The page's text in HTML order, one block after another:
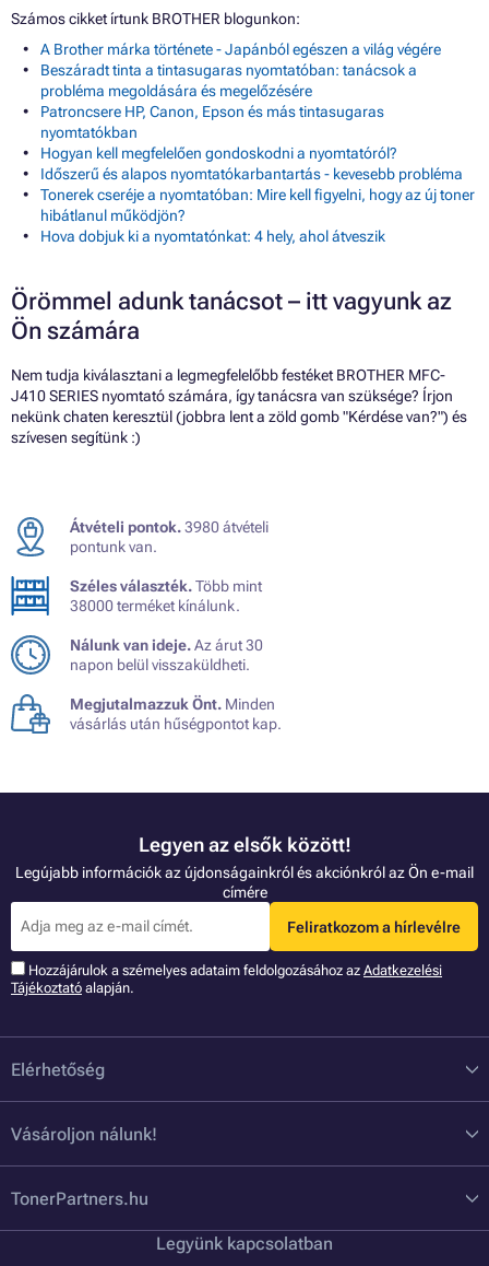
Számos cikket írtunk BROTHER blogunkon:
A Brother márka története - Japánból egészen a világ végére
Beszáradt tinta a tintasugaras nyomtatóban: tanácsok a
probléma megoldására és megelőzésére
Patroncsere HP, Canon, Epson és más tintasugaras
nyomtatókban
Hogyan kell megfelelően gondoskodni a nyomtatóról?
Időszerű és alapos nyomtatókarbantartás - kevesebb probléma
Tonerek cseréje a nyomtatóban: Mire kell figyelni, hogy az új toner
hibátlanul működjön?
Hova dobjuk ki a nyomtatónkat: 4 hely, ahol átveszik
Örömmel adunk tanácsot – itt vagyunk az
Ön számára
Nem tudja kiválasztani a legmegfelelőbb festéket BROTHER MFC-
J410 SERIES nyomtató számára, így tanácsra van szüksége? Írjon
nekünk chaten keresztül (jobbra lent a zöld gomb "Kérdése van?") és
szívesen segítünk :)
Átvételi pontok.3980 átvételi
pontunk van.
Széles választék.Több mint
38000 terméket kínálunk.
Nálunk van ideje.Az árut 30
napon belül visszaküldheti.
Megjutalmazzuk Önt. Minden
vásárlás után hűségpontot kap.
Legyen az elsők között!
Legújabb információk az újdonságainkról és akciónkról az Ön e-mail
címére
Feliratkozom a hírlevélre
Hozzájárulok a szémelyes adataim feldolgozásához az Adatkezelési
Tájékoztató alapján.
Elérhetőség
Vásároljon nálunk!
TonerPartners.hu
Legyünk kapcsolatban